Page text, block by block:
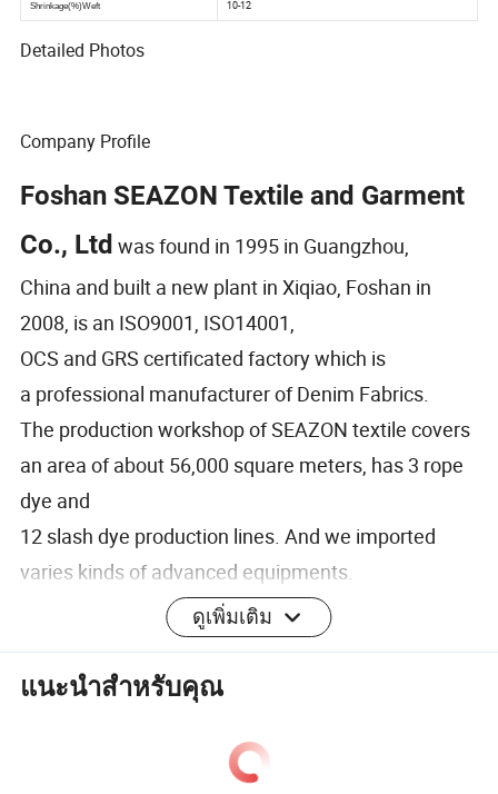
Detailed Photos
Company Profile
Foshan SEAZON Textile and Garment
Co., Ltd was found in 1995 in Guangzhou,
China and built a new plant in Xiqiao, Foshan in
2008, is an ISO9001, ISO14001,
OCS and GRS certificated factory which is
a professional manufacturer of Denim Fabrics.
The production workshop of SEAZON textile covers
an area of about 56,000 square meters, has 3 rope
dye and
12 slash dye production lines. And we imported
varies kinds of advanced equipments.
Month capacity is up to 10 million meters.
Certifications
ดูเพิ่มเติม
แนะนำสำหรับคุณ